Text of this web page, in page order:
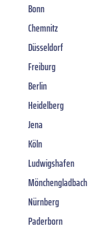
Bonn
Chemnitz
Düsseldorf
Freiburg
Berlin
Heidelberg
Jena
Köln
Ludwigshafen
Mönchengladbach
Nürnberg
Paderborn